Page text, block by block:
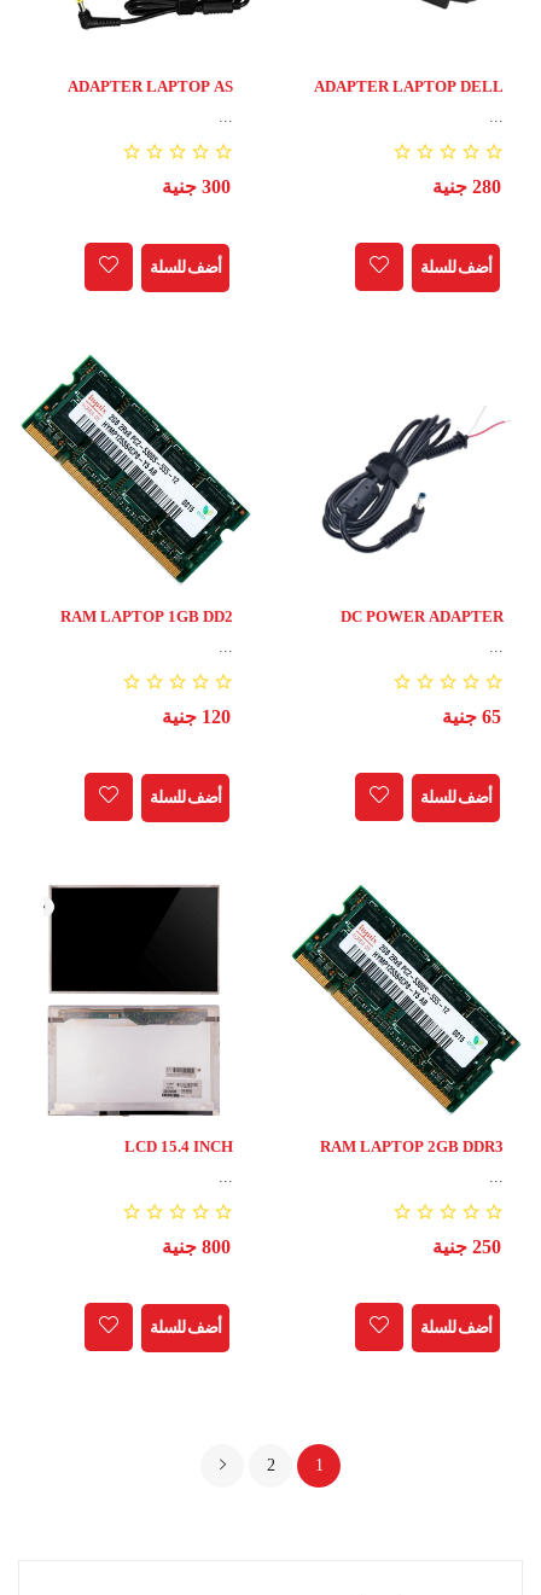
ADAPTER LAPTOP DELL
...
280 جنية
أضف للسلة
ADAPTER LAPTOP AS
...
300 جنية
أضف للسلة
DC POWER ADAPTER
...
65 جنية
أضف للسلة
RAM LAPTOP 1GB DD2
...
120 جنية
أضف للسلة
RAM LAPTOP 2GB DDR3
...
250 جنية
أضف للسلة
LCD 15.4 INCH
...
800 جنية
أضف للسلة
1
2